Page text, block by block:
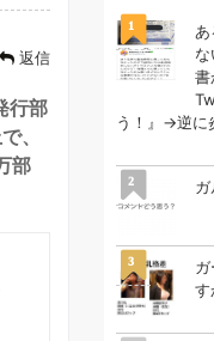
返信
行部
、
部
1
書
う！』→逆に
2
3
す